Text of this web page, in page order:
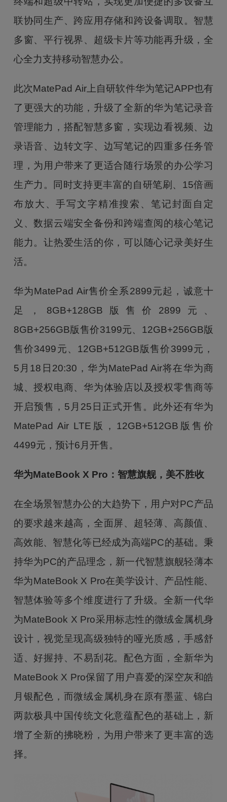
联协同生产、跨应用存储和跨设备调取。智慧
多窗、平行视界、超级卡片等功能再升级，全
心全力支持移动智慧办公。
此次MatePad Air上自研软件华为笔记APP也有
了更强大的功能，升级了全新的华为笔记录音
管理能力，搭配智慧多窗，实现边看视频、边
录语音、边转文字、边写笔记的四重多任务管
理，为用户带来了更适合随行场景的办公学习
生产力。同时支持更丰富的自研笔刷、15倍画
布放大、手写文字精准搜索、笔记封面自定
义、数据云端安全备份和跨端查阅的核心笔记
能力。让热爱生活的你，可以随心记录美好生
活。
华为MatePad Air售价全系2899元起，诚意十
足，8GB+128GB版售价2899元、
8GB+256GB版售价3199元、12GB+256GB版
售价3499元、12GB+512GB版售价3999元，
5月18日20:30，华为MatePad Air将在华为商
城、授权电商、华为体验店以及授权零售商等
开启预售，5月25日正式开售。此外还有华为
MatePad Air LTE版，12GB+512GB版售价
4499元，预计6月开售。
华为MateBook X Pro：智慧旗舰，美不胜收
在全场景智慧办公的大趋势下，用户对PC产品
的要求越来越高，全面屏、超轻薄、高颜值、
高效能、智慧化等已经成为高端PC的基础。秉
持华为PC的产品理念，新一代智慧旗舰轻薄本
华为MateBook X Pro在美学设计、产品性能、
智慧体验等多个维度进行了升级。全新一代华
为MateBook X Pro采用标志性的微绒金属机身
设计，视觉呈现高级独特的哑光质感，手感舒
适、好握持、不易刮花。配色方面，全新华为
MateBook X Pro保留了用户喜爱的深空灰和皓
月银配色，而微绒金属机身在原有墨蓝、锦白
两款极具中国传统文化意蕴配色的基础上，新
增了全新的拂晓粉，为用户带来了更丰富的选
择。